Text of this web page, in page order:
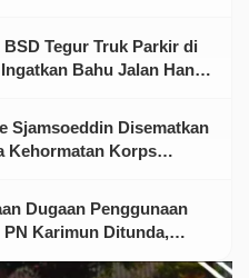
Tegur Truk Parkir di
Bahu Jalan Hanya
Sjamsoeddin Disematkan
Kehormatan Korps
Dugaan Penggunaan
Karimun Ditunda,